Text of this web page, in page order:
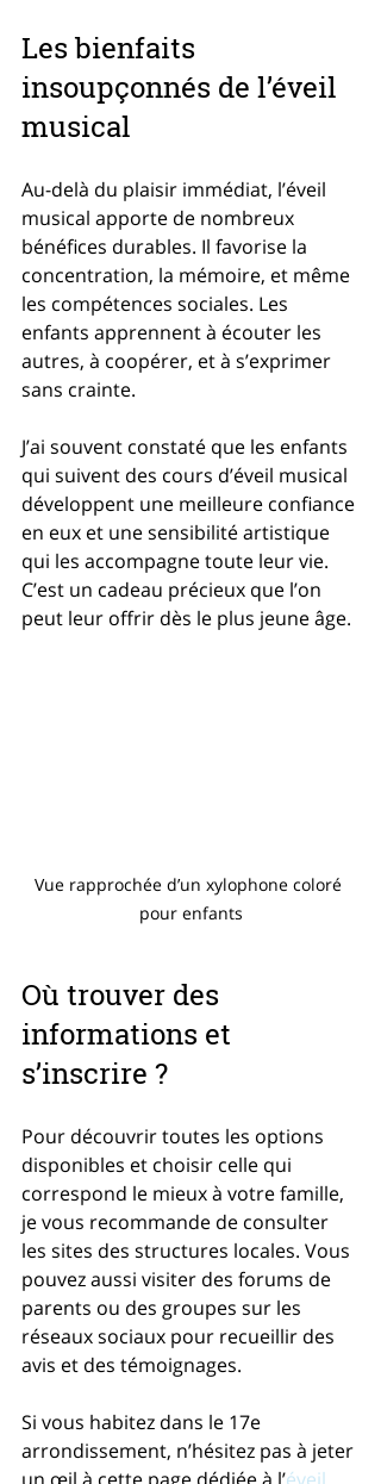
Les bienfaits
insoupçonnés de l’éveil
musical
Au-delà du plaisir immédiat, l’éveil
musical apporte de nombreux
bénéfices durables. Il favorise la
concentration, la mémoire, et même
les compétences sociales. Les
enfants apprennent à écouter les
autres, à coopérer, et à s’exprimer
sans crainte.
J’ai souvent constaté que les enfants
qui suivent des cours d’éveil musical
développent une meilleure confiance
en eux et une sensibilité artistique
qui les accompagne toute leur vie.
C’est un cadeau précieux que l’on
peut leur offrir dès le plus jeune âge.
Vue rapprochée d’un xylophone coloré
pour enfants
Où trouver des
informations et
s’inscrire ?
Pour découvrir toutes les options
disponibles et choisir celle qui
correspond le mieux à votre famille,
je vous recommande de consulter
les sites des structures locales. Vous
pouvez aussi visiter des forums de
parents ou des groupes sur les
réseaux sociaux pour recueillir des
avis et des témoignages.
Si vous habitez dans le 17e
arrondissement, n’hésitez pas à jeter
un œil à cette page dédiée à l’éveil